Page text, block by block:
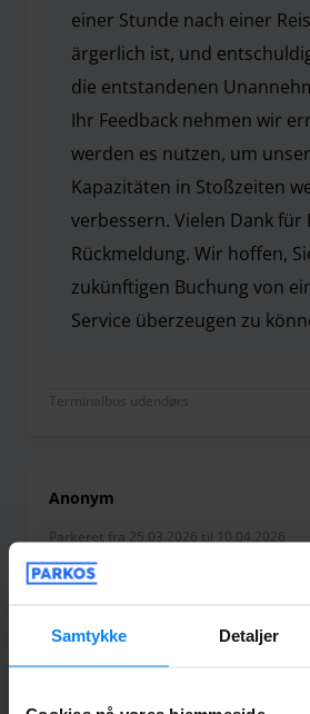
Samtykke Detaljer
einer Stunde nach einer
ärgerlich ist, und
die entstandenen
Ihr Feedback nehmen wir
werden es nutzen, um
Kapazitäten in Stoßzeiten
verbessern. Vielen Dank für
Rückmeldung. Wir hoffen,
zukünftigen Buchung von
Service überzeugen zu
Terminalbus udendørs
Anonym
Parkeret fra 25.03.2026 til 10.04.2026
Super Service! Sehr